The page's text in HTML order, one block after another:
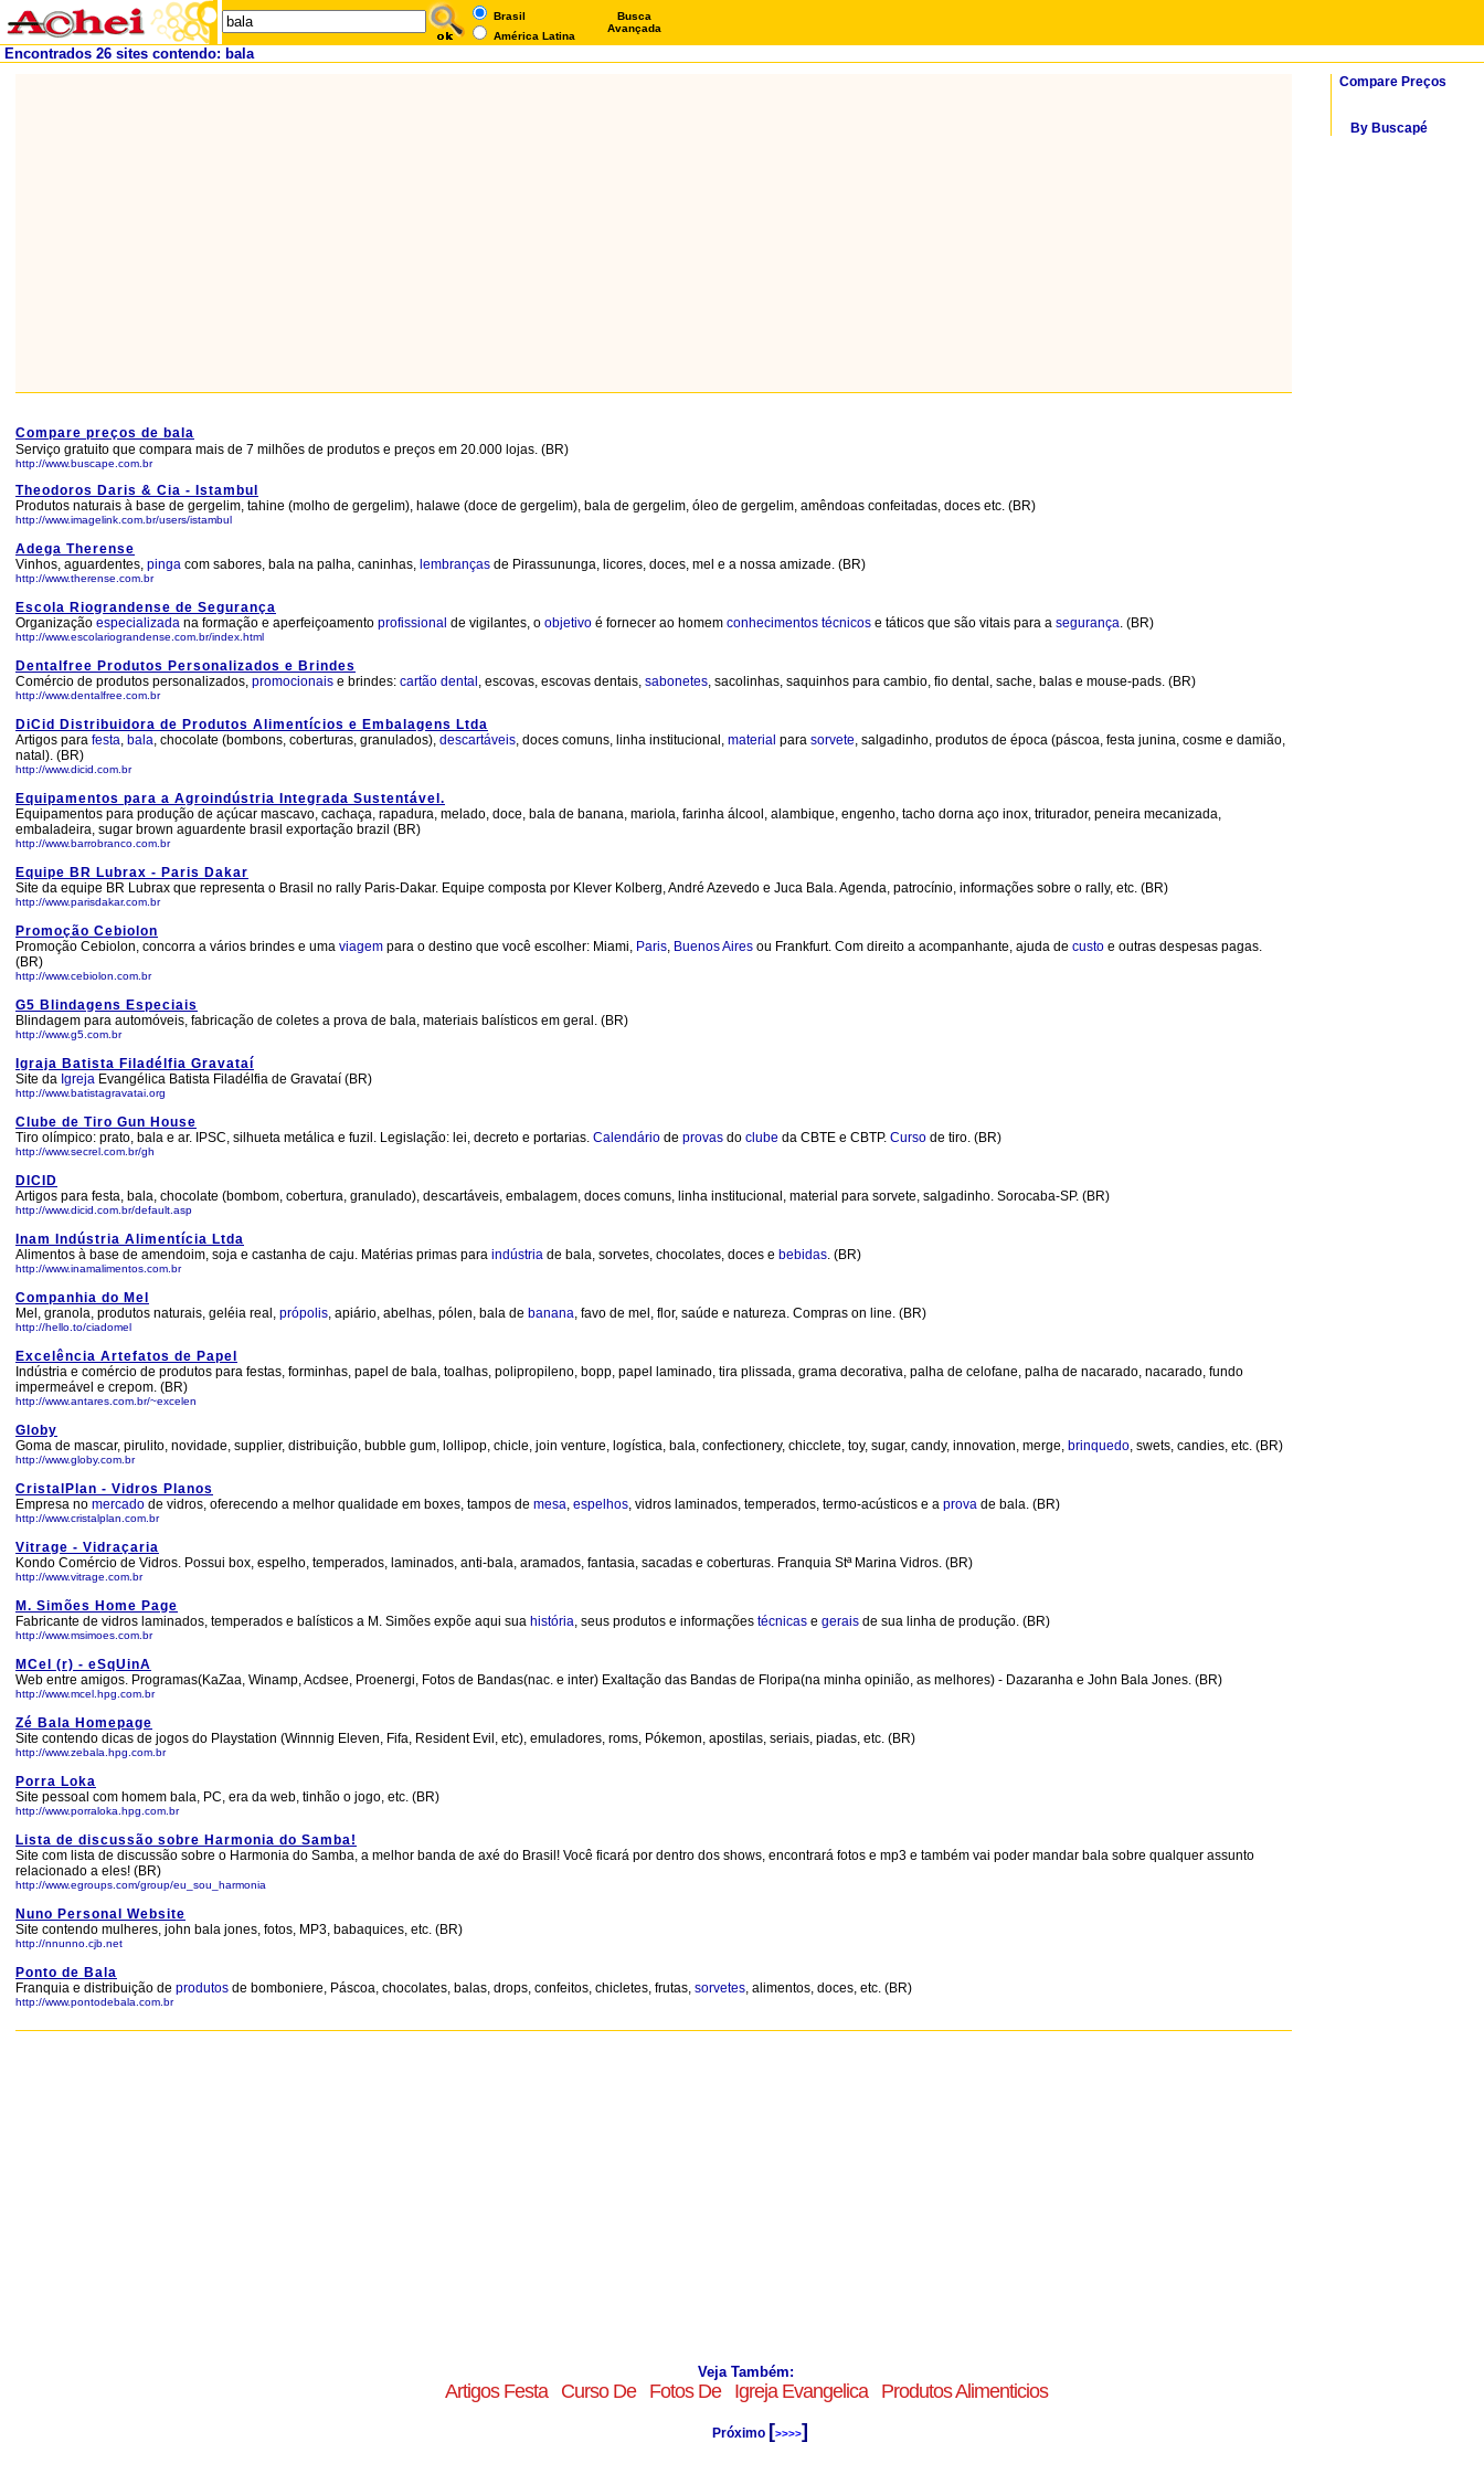
Brasil
América Latina
Busca
Avançada
Encontrados 26 sites contendo: bala
Compare preços de bala
Serviço gratuito que compara mais de 7 milhões de produtos e preços em 20.000 lojas. (BR)
http://www.buscape.com.br
Theodoros Daris & Cia - Istambul
Produtos naturais à base de gergelim, tahine (molho de gergelim), halawe (doce de gergelim), bala de gergelim, óleo de gergelim, amêndoas confeitadas, doces etc. (BR)
http://www.imagelink.com.br/users/istambul
Adega Therense
Vinhos, aguardentes, pinga com sabores, bala na palha, caninhas, lembranças de Pirassununga, licores, doces, mel e a nossa amizade. (BR)
http://www.therense.com.br
Escola Riograndense de Segurança
Organização especializada na formação e aperfeiçoamento profissional de vigilantes, o objetivo é fornecer ao homem conhecimentos técnicos e táticos que são vitais para a segurança. (BR)
http://www.escolariograndense.com.br/index.html
Dentalfree Produtos Personalizados e Brindes
Comércio de produtos personalizados, promocionais e brindes: cartão dental , escovas, escovas dentais, sabonetes, sacolinhas, saquinhos para cambio, fio dental, sache, balas e mouse-pads. (BR)
http://www.dentalfree.com.br
DiCid Distribuidora de Produtos Alimentícios e Embalagens Ltda
Artigos para festa, bala, chocolate (bombons, coberturas, granulados), descartáveis, doces comuns, linha institucional, material para sorvete, salgadinho, produtos de época (páscoa, festa junina, cosme e damião,
natal). (BR)
http://www.dicid.com.br
Equipamentos para a Agroindústria Integrada Sustentável.
Equipamentos para produção de açúcar mascavo, cachaça, rapadura, melado, doce, bala de banana, mariola, farinha álcool, alambique, engenho, tacho dorna aço inox, triturador, peneira mecanizada,
embaladeira, sugar brown aguardente brasil exportação brazil (BR)
http://www.barrobranco.com.br
Equipe BR Lubrax - Paris Dakar
Site da equipe BR Lubrax que representa o Brasil no rally Paris-Dakar. Equipe composta por Klever Kolberg, André Azevedo e Juca Bala. Agenda, patrocínio, informações sobre o rally, etc. (BR)
http://www.parisdakar.com.br
Promoção Cebiolon
Promoção Cebiolon, concorra a vários brindes e uma viagem para o destino que você escolher: Miami, Paris, BuenosAires ou Frankfurt. Com direito a acompanhante, ajuda de custo e outras despesas pagas.
(BR)
http://www.cebiolon.com.br
G5 Blindagens Especiais
Blindagem para automóveis, fabricação de coletes a prova de bala, materiais balísticos em geral. (BR)
http://www.g5.com.br
Igraja Batista Filadélfia Gravataí
Site da Igreja Evangélica Batista Filadélfia de Gravataí (BR)
http://www.batistagravatai.org
Clube de Tiro Gun House
Tiro olímpico: prato, bala e ar. IPSC, silhueta metálica e fuzil. Legislação: lei, decreto e portarias. Calendário de provas do clube da CBTE e CBTP. Curso de tiro. (BR)
http://www.secrel.com.br/gh
DICID
Artigos para festa, bala, chocolate (bombom, cobertura, granulado), descartáveis, embalagem, doces comuns, linha institucional, material para sorvete, salgadinho. Sorocaba-SP. (BR)
http://www.dicid.com.br/default.asp
Inam Indústria Alimentícia Ltda
Alimentos à base de amendoim, soja e castanha de caju. Matérias primas para indústria de bala, sorvetes, chocolates, doces e bebidas. (BR)
http://www.inamalimentos.com.br
Companhia do Mel
Mel, granola, produtos naturais, geléia real, própolis, apiário, abelhas, pólen, bala de banana, favo de mel, flor, saúde e natureza. Compras on line. (BR)
http://hello.to/ciadomel
Excelência Artefatos de Papel
Indústria e comércio de produtos para festas, forminhas, papel de bala, toalhas, polipropileno, bopp, papel laminado, tira plissada, grama decorativa, palha de celofane, palha de nacarado, nacarado, fundo
impermeável e crepom. (BR)
http://www.antares.com.br/~excelen
Globy
Goma de mascar, pirulito, novidade, supplier, distribuição, bubble gum, lollipop, chicle, join venture, logística, bala, confectionery, chicclete, toy, sugar, candy, innovation, merge, brinquedo, swets, candies, etc. (BR)
http://www.globy.com.br
CristalPlan - Vidros Planos
Empresa no mercado de vidros, oferecendo a melhor qualidade em boxes, tampos de mesa, espelhos, vidros laminados, temperados, termo-acústicos e a prova de bala. (BR)
http://www.cristalplan.com.br
Vitrage - Vidraçaria
Kondo Comércio de Vidros. Possui box, espelho, temperados, laminados, anti-bala, aramados, fantasia, sacadas e coberturas. Franquia Stª Marina Vidros. (BR)
http://www.vitrage.com.br
M. Simões Home Page
Fabricante de vidros laminados, temperados e balísticos a M. Simões expõe aqui sua história, seus produtos e informações técnicas e gerais de sua linha de produção. (BR)
http://www.msimoes.com.br
MCel (r) - eSqUinA
Web entre amigos. Programas(KaZaa, Winamp, Acdsee, Proenergi, Fotos de Bandas(nac. e inter) Exaltação das Bandas de Floripa(na minha opinião, as melhores) - Dazaranha e John Bala Jones. (BR)
http://www.mcel.hpg.com.br
Zé Bala Homepage
Site contendo dicas de jogos do Playstation (Winnnig Eleven, Fifa, Resident Evil, etc), emuladores, roms, Pókemon, apostilas, seriais, piadas, etc. (BR)
http://www.zebala.hpg.com.br
Porra Loka
Site pessoal com homem bala, PC, era da web, tinhão o jogo, etc. (BR)
http://www.porraloka.hpg.com.br
Lista de discussão sobre Harmonia do Samba!
Site com lista de discussão sobre o Harmonia do Samba, a melhor banda de axé do Brasil! Você ficará por dentro dos shows, encontrará fotos e mp3 e também vai poder mandar bala sobre qualquer assunto
relacionado a eles! (BR)
http://www.egroups.com/group/eu_sou_harmonia
Nuno Personal Website
Site contendo mulheres, john bala jones, fotos, MP3, babaquices, etc. (BR)
http://nnunno.cjb.net
Ponto de Bala
Franquia e distribuição de produtos de bomboniere, Páscoa, chocolates, balas, drops, confeitos, chicletes, frutas, sorvetes, alimentos, doces, etc. (BR)
http://www.pontodebala.com.br
Compare Preços
By Buscapé
Veja Também:
Artigos Festa Curso De Fotos De Igreja Evangelica Produtos Alimenticios
Próximo [>>>>]